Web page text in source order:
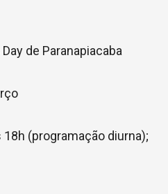
Day de Paranapiacaba
18h (programação diurna);